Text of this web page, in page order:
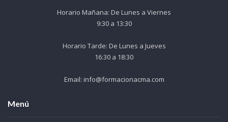
Horario Mañana: De Lunes a Viernes
9:30 a 13:30
Horario Tarde: De Lunes a Jueves
16:30 a 18:30
Email: info@formacionacma.com
Menú